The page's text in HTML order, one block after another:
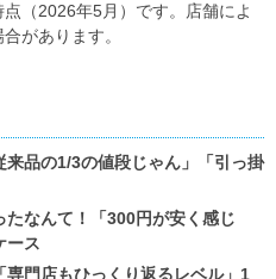
（2026年5月）です。店舗によ
があります。
品の1/3の値段じゃん」「引っ掛
なんて！「300円が安く感じ
ース
門店もひっくり返るレベル」1